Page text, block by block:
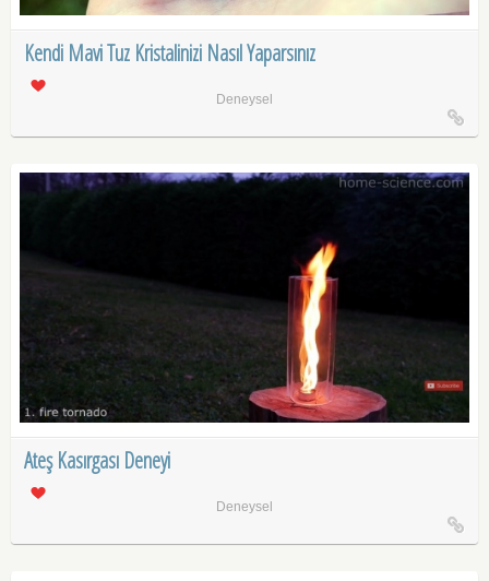
Kendi Mavi Tuz Kristalinizi Nasıl Yaparsınız
Deneysel
Ateş Kasırgası Deneyi
Deneysel